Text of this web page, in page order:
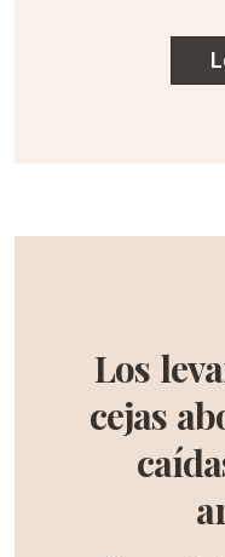
Los
cejas